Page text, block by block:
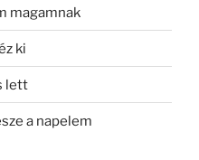
magamnak
ki
lett
a napelem